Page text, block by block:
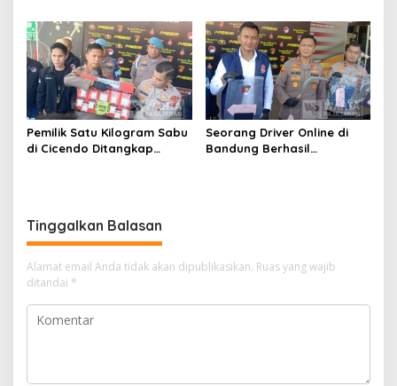
Rebranding RSUD Cibabat
dan DPR
Pemilik Satu Kilogram Sabu
di Cicendo Ditangkap
Seorang Driver Online di
Bandung Berhasil
Tinggalkan Balasan
Alamat email Anda tidak akan dipublikasikan. Ruas yang wajib
ditandai *